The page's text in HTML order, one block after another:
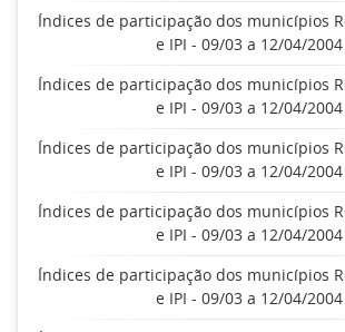
Índices de participação dos municípios
e IPI - 09/03 a 12/04/2004
Índices de participação dos municípios
e IPI - 09/03 a 12/04/2004
Índices de participação dos municípios
e IPI - 09/03 a 12/04/2004
Índices de participação dos municípios
e IPI - 09/03 a 12/04/2004
Índices de participação dos municípios
e IPI - 09/03 a 12/04/2004